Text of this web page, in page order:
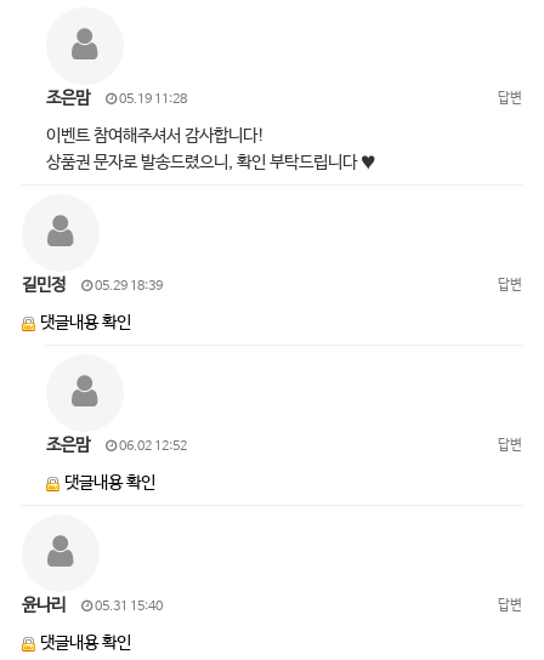
조은맘 05.19 11:28 답변
이벤트 참여해주셔서 감사합니다!
상품권 문자로 발송드렸으니, 확인 부탁드립니다 ♥
길민정 05.29 18:39 답변
댓글내용 확인
조은맘 06.02 12:52 답변
댓글내용 확인
윤나리 05.31 15:40 답변
댓글내용 확인